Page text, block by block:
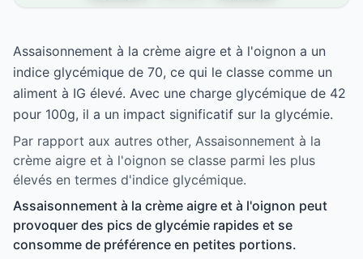
Assaisonnement à la crème aigre et à l'oignon a un
indice glycémique de 70, ce qui le classe comme un
aliment à IG élevé. Avec une charge glycémique de 42
pour 100g, il a un impact significatif sur la glycémie.
Par rapport aux autres other, Assaisonnement à la
crème aigre et à l'oignon se classe parmi les plus
élevés en termes d'indice glycémique.
Assaisonnement à la crème aigre et à l'oignon peut
provoquer des pics de glycémie rapides et se
consomme de préférence en petites portions.